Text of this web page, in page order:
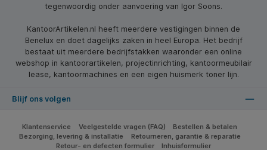
tegenwoordig onder aanvoering van Igor Soons.
KantoorArtikelen.nl heeft meerdere vestigingen binnen de
Benelux en doet dagelijks zaken in heel Europa. Het bedrijf
bestaat uit meerdere bedrijfstakken waaronder een online
webshop in kantoorartikelen, projectinrichting, kantoormeubilair
lease, kantoormachines en een eigen huismerk toner lijn.
Blijf ons volgen
Klantenservice Veelgestelde vragen (FAQ)
Bestellen & betalen
Bezorging, levering & installatie
Retourneren, garantie & reparatie
Retour- en defecten formulier
Inhuisformulier